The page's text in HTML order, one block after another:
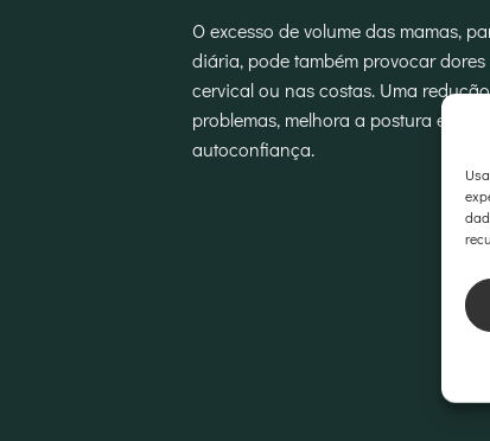
O excesso de volume das mamas,
diária, pode também provocar
cervical ou nas costas. Uma
problemas, melhora a postura e
autoconfiança.